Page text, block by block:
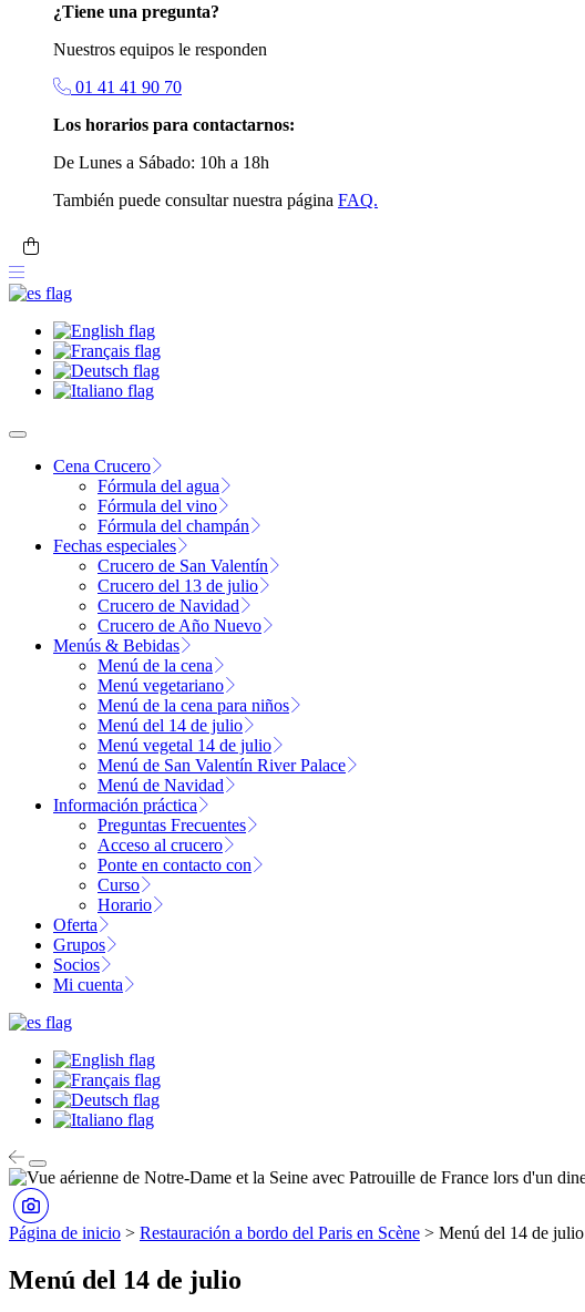
¿Tiene una pregunta?
Nuestros equipos le responden
01 41 41 90 70
Los horarios para contactarnos:
De Lunes a Sábado: 10h a 18h
También puede consultar nuestra página FAQ.
Cena Crucero
Fórmula del agua
Fórmula del vino
Fórmula del champán
Fechas especiales
Crucero de San Valentín
Crucero del 13 de julio
Crucero de Navidad
Crucero de Año Nuevo
Menús & Bebidas
Menú de la cena
Menú vegetariano
Menú de la cena para niños
Menú del 14 de julio
Menú vegetal 14 de julio
Menú de San Valentín River Palace
Menú de Navidad
Información práctica
Preguntas Frecuentes
Acceso al crucero
Ponte en contacto con
Curso
Horario
Oferta
Grupos
Socios
Mi cuenta
Página de inicio > Restauración a bordo del Paris en Scène > Menú del 14 de julio
Menú del 14 de julio